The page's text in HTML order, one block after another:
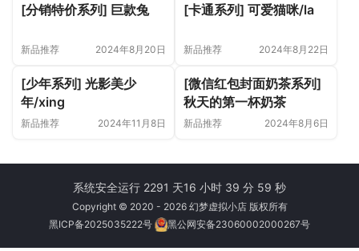
[分销特价系列] 巨款兔
新品推荐 2024年8月20日
[卡通系列] 可爱猫咪/la
新品推荐 2024年8月22日
[少年系列] 光影美少
年/xing
新品推荐 2024年11月8日
[微信红包封面奶茶系列]
秋天的第一杯奶茶
新品推荐 2024年8月6日
系统安全运行 2291 天16 小时 39 分 60 秒
Copyright © 2020 - 2026 幻梦虚拟小店 版权所有
黑ICP备2025035222号
黑公网安备23060002000267号